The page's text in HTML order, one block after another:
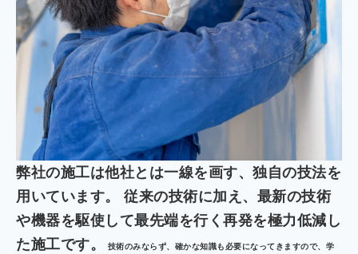
弊社の施工は他社とは一線を画す、独自の技法を
用いています。 従来の技術に加え、最新の技術
や機器を駆使して最先端を行く再発を極力低減し
た施工です。
技術のみならず、確かな知識も必要になってきますので、学